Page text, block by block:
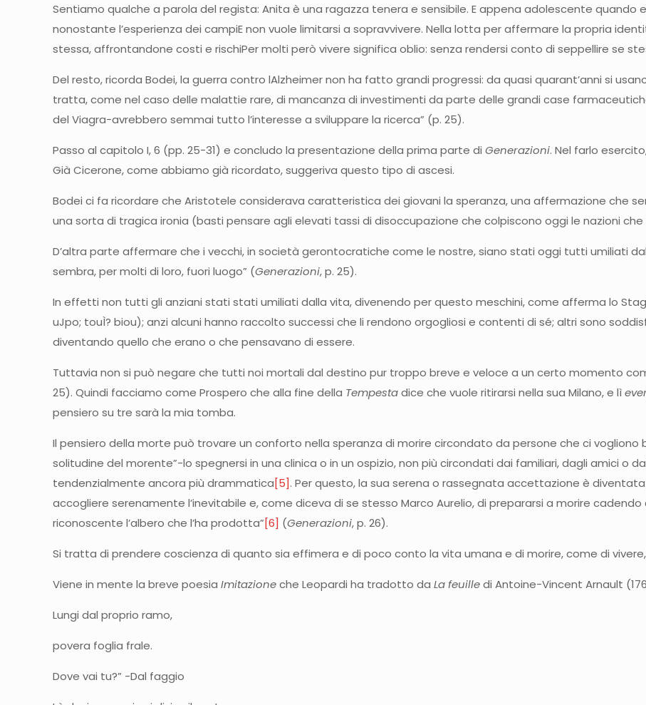
Sentiamo qualche a parola del regista: Anita è una ragazza tenera e sensibile. E appena adolescente
nonostante l’esperienza dei campiE non vuole limitarsi a sopravvivere. Nella lotta per affermare la propria
stessa, affrontandone costi e rischiPer molti però vivere significa oblio: senza rendersi conto di seppellire se
Del resto, ricorda Bodei, la guerra contro lAlzheimer non ha fatto grandi progressi: da quasi quarant’anni si
tratta, come nel caso delle malattie rare, di mancanza di investimenti da parte delle grandi case
del Viagra-avrebbero semmai tutto l’interesse a sviluppare la ricerca” (p. 25).
Passo al capitolo I, 6 (pp. 25-31) e concludo la presentazione della prima parte diGenerazioni. Nel farlo
Già Cicerone, come abbiamo già ricordato, suggeriva questo tipo di ascesi.
Bodei ci fa ricordare che Aristotele considerava caratteristica dei giovani la speranza, una affermazione che
una sorta di tragica ironia (basti pensare agli elevati tassi di disoccupazione che colpiscono oggi le nazioni
D’altra parte affermare che i vecchi, in società gerontocratiche come le nostre, siano stati oggi tutti umiliati
sembra, per molti di loro, fuori luogo” (Generazioni, p. 25).
In effetti non tutti gli anziani stati stati umiliati dalla vita, divenendo per questo meschini, come afferma lo
uJpo; touÌ? biou); anzi alcuni hanno raccolto successi che li rendono orgogliosi e contenti di sé; altri sono
diventando quello che erano o che pensavano di essere.
Tuttavia non si può negare che tutti noi mortali dal destino pur troppo breve e veloce a un certo momento
25). Quindi facciamo come Prospero che alla fine della Tempestadice che vuole ritirarsi nella sua Milano, e lì
pensiero su tre sarà la mia tomba.
Il pensiero della morte può trovare un conforto nella speranza di morire circondato da persone che ci
solitudine del morente”-lo spegnersi in una clinica o in un ospizio, non più circondati dai familiari, dagli amici o
tendenzialmente ancora più drammatica[5]. Per questo, la sua serena o rassegnata accettazione è
accogliere serenamente l’inevitabile e, come diceva di se stesso Marco Aurelio, di prepararsi a morire
riconoscente l’albero che l’ha prodotta”[6] (Generazioni, p. 26).
Si tratta di prendere coscienza di quanto sia effimera e di poco conto la vita umana e di morire, come di
Viene in mente la breve poesiaImitazioneche Leopardi ha tradotto daLafeuilledi Antoine-Vincent Arnault
Lungi dal proprio ramo,
povera foglia frale.
Dove vai tu?” -Dal faggio